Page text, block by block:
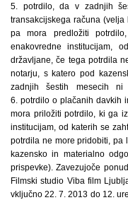
5. potrdilo, da v zadnjih
transakcijskega računa
pa mora predložiti
enakovredne institucijam,
državljane, če tega potrdila
notarju, s katero pod
zadnjih šestih mesecih ni
6. potrdilo o plačanih davkih
mora priložiti potrdilo, ki ga
institucijam, od katerih se
potrdila ne more pridobiti, pa
kazensko in materialno
prispevke). Zavezujoče
Filmski studio Viba film
vključno 22. 7. 2013 do 12.